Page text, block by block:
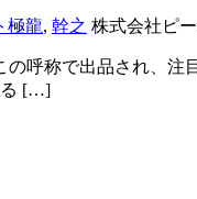
極龍, 幹之 株式会社ピ
呼称で出品され、
る […]